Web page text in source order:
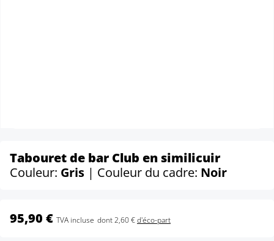
Tabouret de bar Club en similicuir
Couleur: Gris | Couleur du cadre: Noir
95,90 € TVA incluse dont 2,60 €d'éco-part